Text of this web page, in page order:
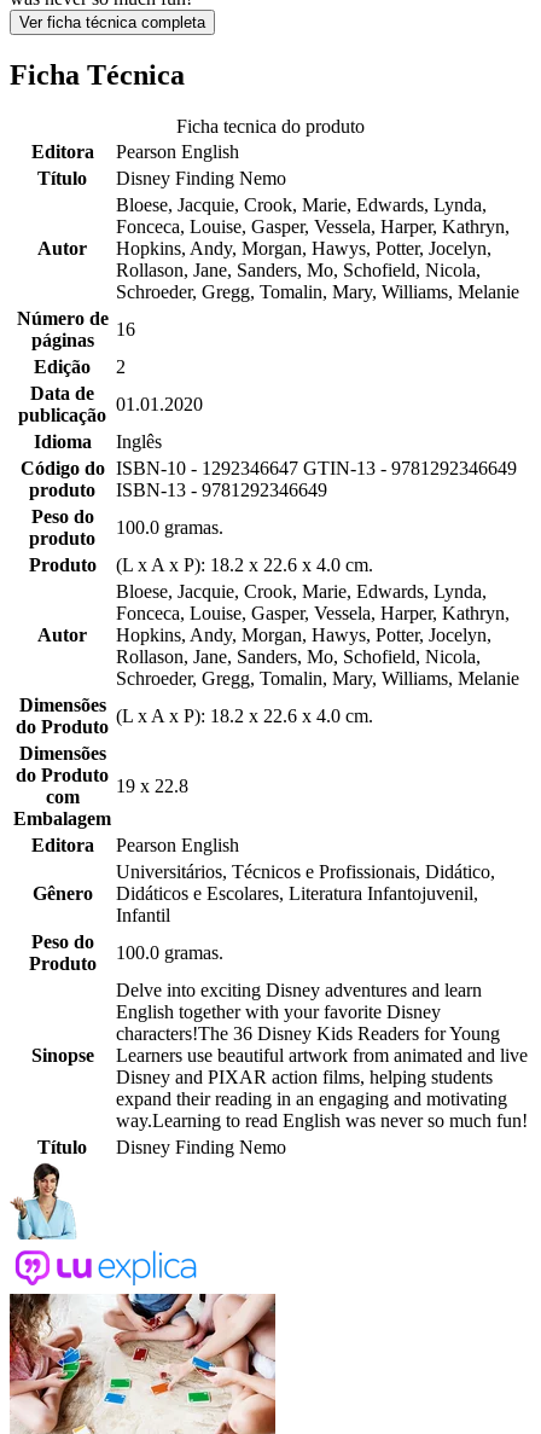
Ver ficha técnica completa
Ficha Técnica
Ficha tecnica do produto
Editora
Pearson English
Título
Disney Finding Nemo
Autor
Bloese, Jacquie, Crook, Marie, Edwards, Lynda,
Fonceca, Louise, Gasper, Vessela, Harper, Kathryn,
Hopkins, Andy, Morgan, Hawys, Potter, Jocelyn,
Rollason, Jane, Sanders, Mo, Schofield, Nicola,
Schroeder, Gregg, Tomalin, Mary, Williams, Melanie
Número de
páginas
16
Edição
2
Data de
publicação
01.01.2020
Idioma
Inglês
Código do
produto
ISBN-10 - 1292346647 GTIN-13 - 9781292346649
ISBN-13 - 9781292346649
Peso do
produto
100.0 gramas.
Produto
(L x A x P): 18.2 x 22.6 x 4.0 cm.
Autor
Bloese, Jacquie, Crook, Marie, Edwards, Lynda,
Fonceca, Louise, Gasper, Vessela, Harper, Kathryn,
Hopkins, Andy, Morgan, Hawys, Potter, Jocelyn,
Rollason, Jane, Sanders, Mo, Schofield, Nicola,
Schroeder, Gregg, Tomalin, Mary, Williams, Melanie
Dimensões
do Produto
(L x A x P): 18.2 x 22.6 x 4.0 cm.
Dimensões
do Produto
com
Embalagem
19 x 22.8
Editora Pearson English
Gênero
Universitários, Técnicos e Profissionais, Didático,
Didáticos e Escolares, Literatura Infantojuvenil,
Infantil
Peso do
Produto
100.0 gramas.
Sinopse
Delve into exciting Disney adventures and learn
English together with your favorite Disney
characters!The 36 Disney Kids Readers for Young
Learners use beautiful artwork from animated and live
Disney and PIXAR action films, helping students
expand their reading in an engaging and motivating
way.Learning to read English was never so much fun!
Título
Disney Finding Nemo